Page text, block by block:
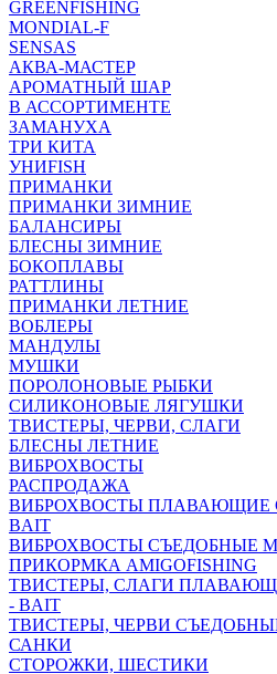
GREENFISHING
MONDIAL-F
SENSAS
АКВА-МАСТЕР
АРОМАТНЫЙ ШАР
В АССОРТИМЕНТЕ
ЗАМАНУХА
ТРИ КИТА
УНИFISH
ПРИМАНКИ
ПРИМАНКИ ЗИМНИЕ
БАЛАНСИРЫ
БЛЕСНЫ ЗИМНИЕ
БОКОПЛАВЫ
РАТТЛИНЫ
ПРИМАНКИ ЛЕТНИЕ
ВОБЛЕРЫ
МАНДУЛЫ
МУШКИ
ПОРОЛОНОВЫЕ РЫБКИ
СИЛИКОНОВЫЕ ЛЯГУШКИ
ТВИСТЕРЫ, ЧЕРВИ, СЛАГИ
БЛЕСНЫ ЛЕТНИЕ
ВИБРОХВОСТЫ
РАСПРОДАЖА
ВИБРОХВОСТЫ ПЛАВАЮЩИЕ
BAIT
ВИБРОХВОСТЫ СЪЕДОБНЫЕ
ПРИКОРМКА AMIGOFISHING
ТВИСТЕРЫ, СЛАГИ
- BAIT
ТВИСТЕРЫ, ЧЕРВИ СЪЕДОБНЫЕ
САНКИ
СТОРОЖКИ, ШЕСТИКИ